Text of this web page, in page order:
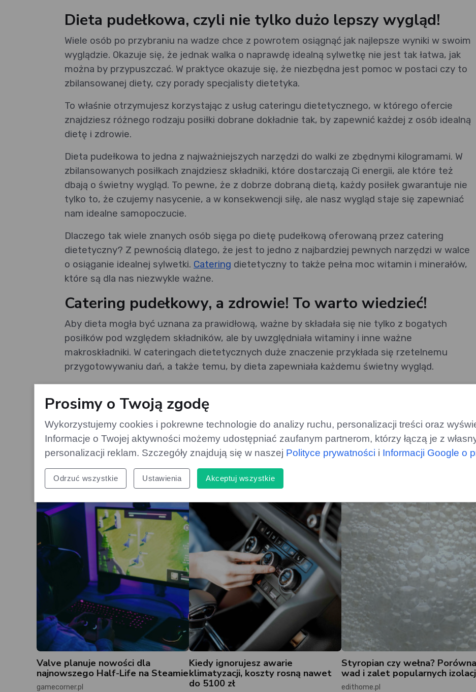
Dieta pudełkowa, czyli nie tylko dużo lepszy wygląd!
Wiele osób po przybraniu na wadze chce z powrotem osiągnąć jak najlepsze wyniki w swoim
wyglądzie. Okazuje się, że jednak walka o naprawdę idealną sylwetkę nie jest tak łatwa, jak
można by przypuszczać. W praktyce okazuje się, że niezbędna jest pomoc w postaci czy to
zbilansowanej diety, czy porady specjalisty dietetyka.
To właśnie otrzymujesz korzystając z usług cateringu dietetycznego, w którego ofercie
znajdziesz różnego rodzaju posiłki dobrane dokładnie tak, by zapewnić każdej z osób idealną
dietę i zdrowie.
Dieta pudełkowa to jedna z najważniejszych narzędzi do walki ze zbędnymi kilogramami. W
zbilansowanych posiłkach znajdziesz składniki, które dostarczają Ci energii, ale które też
dbają o świetny wygląd. To pewne, że z dobrze dobraną dietą, każdy posiłek gwarantuje nie
tylko to, że czujemy nasycenie, a w konsekwencji siłę, ale nasz wygląd staje się zapewniać
nam idealne samopoczucie.
Dlaczego tak wiele znanych osób sięga po dietę pudełkową oferowaną przez catering
dietetyczny? Z pewnością dlatego, że jest to jedno z najbardziej pewnych narzędzi w walce
o osiąganie idealnej sylwetki. Catering dietetyczny to także pełna moc witamin i minerałów,
które są dla nas niezwykle ważne.
Catering pudełkowy, a zdrowie! To warto wiedzieć!
Aby dieta mogła być uznana za prawidłową, ważne by składała się nie tylko z bogatych
posiłków pod względem składników, ale by uwzględniała witaminy i inne ważne
makroskładniki. W cateringach dietetycznych duże znaczenie przykłada się rzetelnemu
przygotowywaniu dań, a także temu, by dieta zapewniała każdemu świetny wygląd.
sylwetką nie tylko od święta.
Strona główna > Odżywianie > Diety >
Paulina Kruk
Valve planuje nowości dla
najnowszego Half-Life na Steamie
gamecorner.pl
Kiedy ignorujesz awarie
klimatyzacji, koszty rosną nawet
do 5100 zł
Styropian czy wełna?
wad i zalet popularnych
edithome.pl
Prosimy o Twoją zgodę
Wykorzystujemy cookies i pokrewne technologie do analizy ruchu, personalizacji treści oraz
Informacje o Twojej aktywności możemy udostępniać zaufanym partnerom, którzy łączą je z
personalizacji reklam. Szczegóły znajdują się w naszej Polityce prywatności i Informacji Google o
Odrzuć wszystkie Ustawienia Akceptuj wszystkie